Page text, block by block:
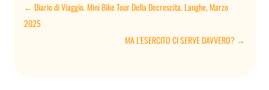
←Diario di Viaggio. Mini Bike Tour Della Decrescita. Langhe, Marzo
2025
MA L’ESERCITO CI SERVE DAVVERO?→